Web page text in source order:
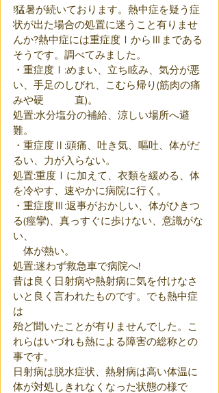
!猛暑が続いております。熱中症を疑う症
状が出た場合の処置に迷うこと有りませ
んか?熱中症には重症度ⅠからⅢまである
そうです。調べてみました。
・重症度Ⅰ:めまい、立ち眩み、気分が悪
い、手足のしびれ、こむら帰り(筋肉の痛
みや硬　　　直)。
処置:水分塩分の補給、涼しい場所へ避
難。
・重症度Ⅱ:頭痛、吐き気、嘔吐、体がだ
るい、力が入らない。
処置:重度Ⅰに加えて、衣類を緩める、体
を冷やす、速やかに病院に行く。
・重症度Ⅲ:返事がおかしい、体がひきつ
る(痙攣)、真っすぐに歩けない、意識がな
い、
体が熱い。
処置:迷わず救急車で病院へ!
昔は良く日射病や熱射病に気を付けなさ
いと良く言われたものです。でも熱中症
は
殆ど聞いたことが有りませんでした。こ
れらはいづれも熱による障害の総称との
事です。
日射病は脱水症状、熱射病は高い体温に
体が対処しきれなくなった状態の様で